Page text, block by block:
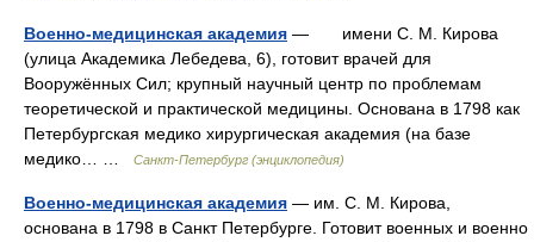
Военно-медицинская академия — имени С. М. Кирова
(улица Академика Лебедева, 6), готовит врачей для
Вооружённых Сил; крупный научный центр по проблемам
теоретической и практической медицины. Основана в 1798 как
Петербургская медико хирургическая академия (на базе
медико… …
Санкт-Петербург (энциклопедия)
Военно-медицинская академия — им. С. М. Кирова,
основана в 1798 в Санкт Петербурге. Готовит военных и военно